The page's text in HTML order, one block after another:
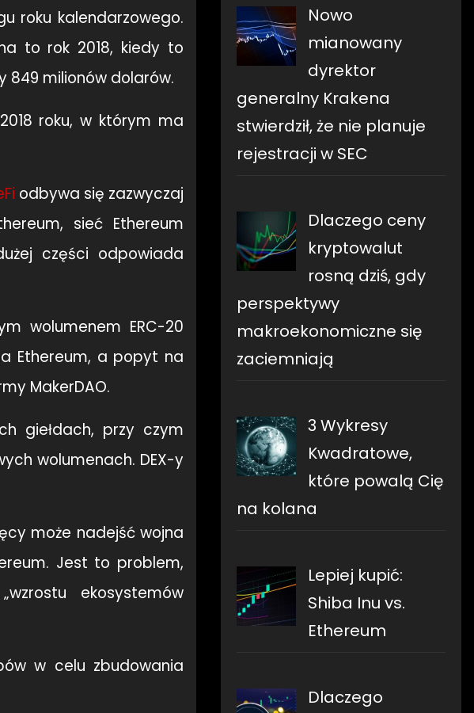
roku kalendarzowego.
to rok 2018, kiedy to
849 milionów dolarów.
roku, w którym ma
odbywa się zazwyczaj
sieć Ethereum
części odpowiada
wolumenem ERC-20
Ethereum, a popyt na
MakerDAO.
giełdach, przy czym
wolumenach. DEX-y
może nadejść wojna
Jest to problem,
ekosystemów
w celu zbudowania
Nowo
mianowany
dyrektor
generalny Krakena
stwierdził, że nie planuje
rejestracji w SEC
Dlaczego ceny
kryptowalut
rosną dziś, gdy
perspektywy
makroekonomiczne się
zaciemniają
3 Wykresy
Kwadratowe,
które powalą Cię
na kolana
Lepiej kupić:
Shiba Inu vs.
Ethereum
Dlaczego